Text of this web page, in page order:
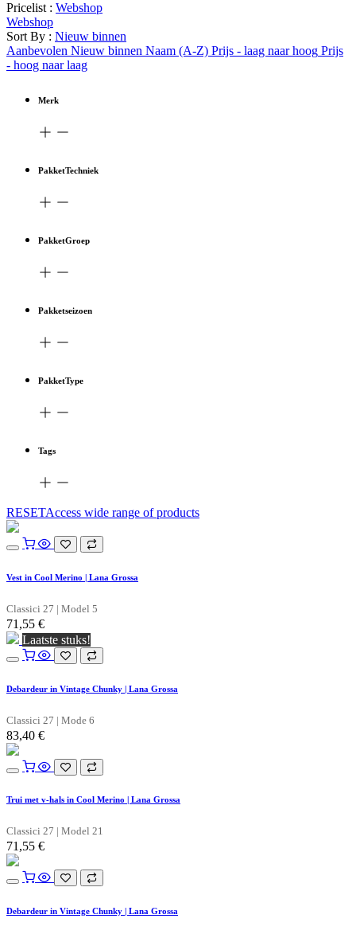
Pricelist : Webshop
Webshop
Sort By : Nieuw binnen
Aanbevolen Nieuw binnen Naam (A-Z) Prijs - laag naar hoog Prijs
- hoog naar laag
Merk
PakketTechniek
PakketGroep
Pakketseizoen
PakketType
Tags
RESETAccess wide range of products
Vest in Cool Merino | Lana Grossa
Classici 27 | Model 5
71,55 €
Laatste stuks!
Debardeur in Vintage Chunky | Lana Grossa
Classici 27 | Mode 6
83,40 €
Trui met v-hals in Cool Merino | Lana Grossa
Classici 27 | Model 21
71,55 €
Debardeur in Vintage Chunky | Lana Grossa